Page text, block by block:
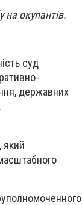
на окупантів.
суд
державних
який